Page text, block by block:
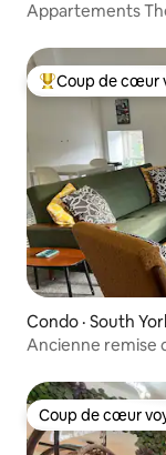
Appartements
Coup de cœur
Coup de cœur
Condo · South
Ancienne remise
Coup de cœur
Coup de cœur